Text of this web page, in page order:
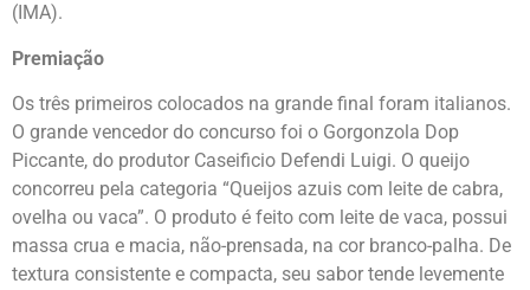
(IMA).
Premiação
Os três primeiros colocados na grande final foram italianos.
O grande vencedor do concurso foi o Gorgonzola Dop
Piccante, do produtor Caseificio Defendi Luigi. O queijo
concorreu pela categoria “Queijos azuis com leite de cabra,
ovelha ou vaca”. O produto é feito com leite de vaca, possui
massa crua e macia, não-prensada, na cor branco-palha. De
textura consistente e compacta, seu sabor tende levemente